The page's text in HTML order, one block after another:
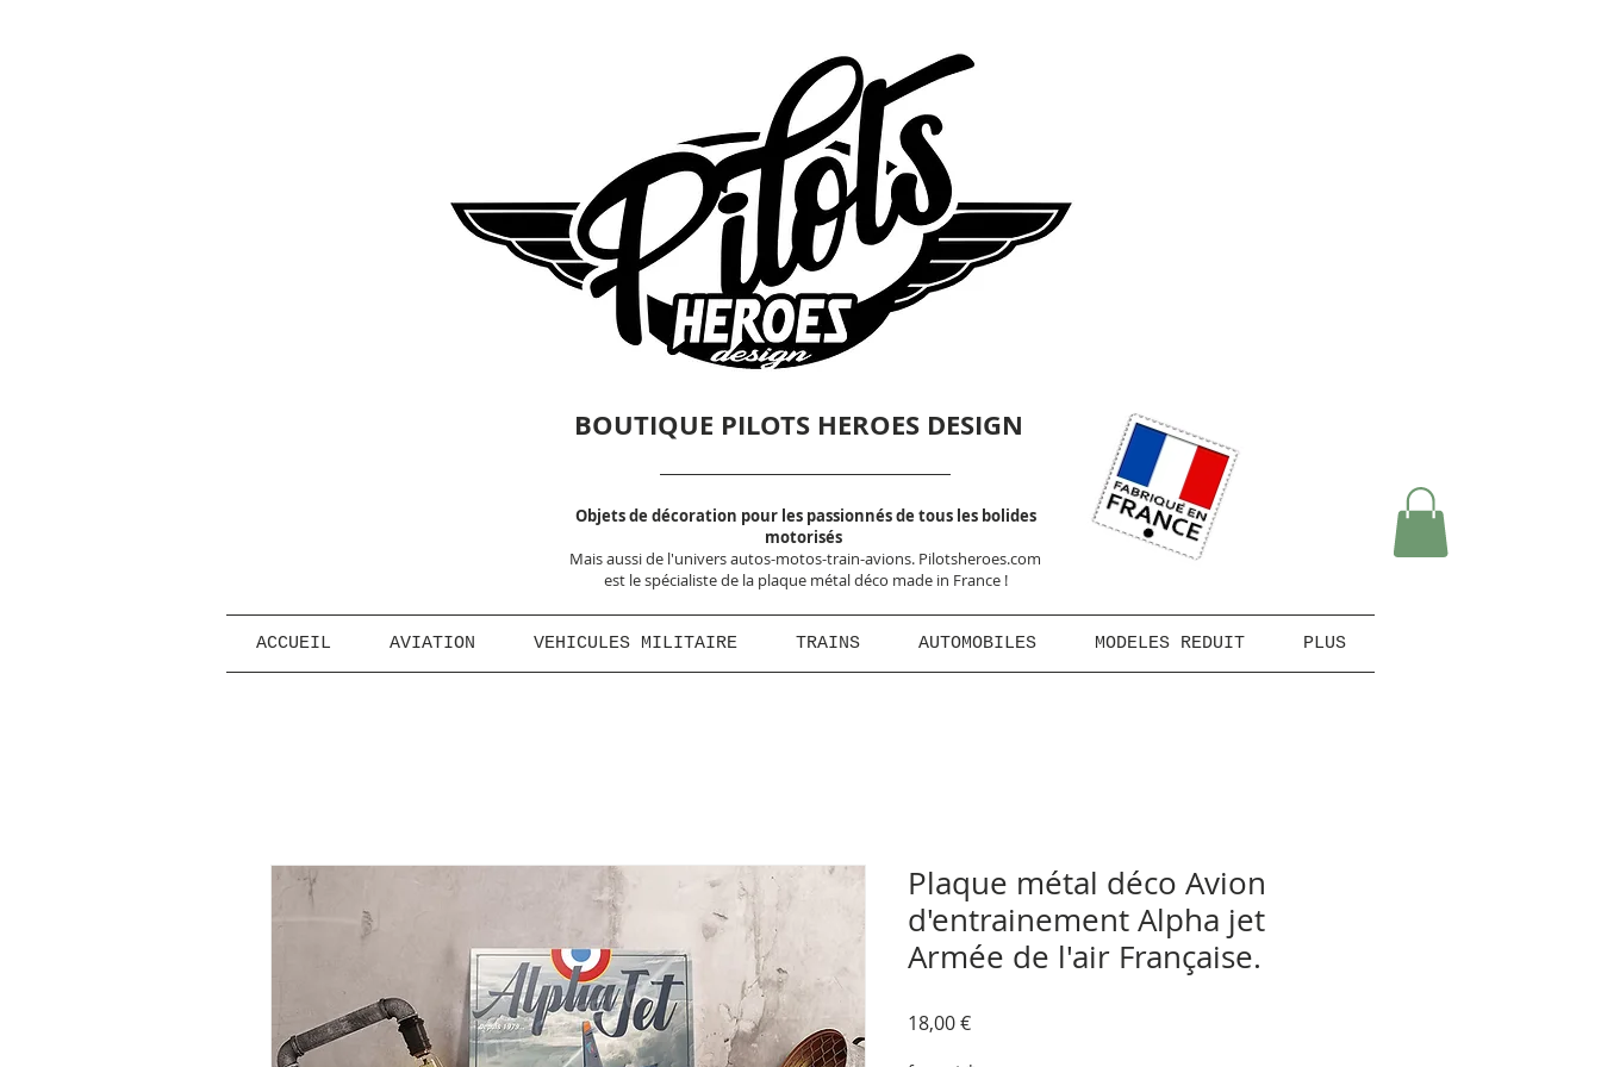
BOUTIQUE PILOTS HEROES DESIGN
Objets de décoration pour les passionnés de tous les bolides
motorisés
Mais aussi de l'univers autos-motos-train-avions. Pilotsheroes.com
est le spécialiste de la plaque métal déco made in France !
ACCUEIL AVIATION VEHICULES MILITAIRE TRAINS AUTOMOBILES MODELES REDUIT PLUS
Plaque métal déco Avion
d'entrainement Alpha jet
Armée de l'air Française.
18,00 €Prix